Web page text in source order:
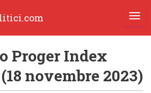
Proger Index
novembre 2023)